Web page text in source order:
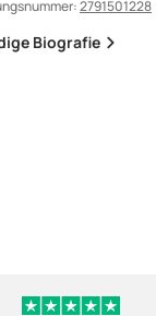
2791501228
Biografie